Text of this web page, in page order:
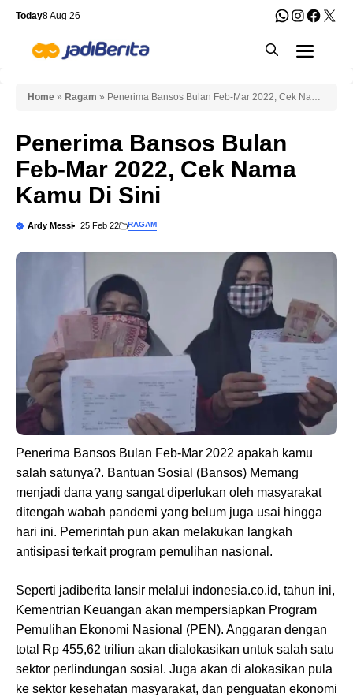
Skip
content
Today8 Aug 26 WhatsApp
X
Home » Ragam » Penerima Bansos Bulan Feb-Mar 2022, Cek Nama
Penerima Bansos Bulan
Feb-Mar 2022, Cek Nama
Kamu Di Sini
Ardy Messi 25 Feb 22 RAGAM
Penerima Bansos Bulan Feb-Mar 2022 apakah kamu
salah satunya?. Bantuan Sosial (Bansos) Memang
menjadi dana yang sangat diperlukan oleh masyarakat
ditengah wabah pandemi yang belum juga usai hingga
hari ini. Pemerintah pun akan melakukan langkah
antisipasi terkait program pemulihan nasional.
Seperti jadiberita lansir melalui indonesia.co.id, tahun ini,
Kementrian Keuangan akan mempersiapkan Program
Pemulihan Ekonomi Nasional (PEN). Anggaran dengan
total Rp 455,62 triliun akan dialokasikan untuk salah satu
sektor perlindungan sosial. Juga akan di alokasikan pula
ke sektor kesehatan masyarakat, dan penguatan ekonomi